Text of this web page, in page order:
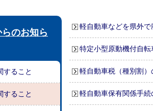
のお知ら
すること
すること
軽自動車などを県外
特定小型原動機付自
軽自動車税（種別割
軽自動車保有関係手